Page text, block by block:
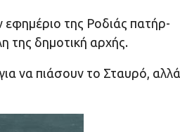
της Ροδιάς πατήρ-
της δημοτική αρχής.
να πιάσουν το Σταυρό, αλλά